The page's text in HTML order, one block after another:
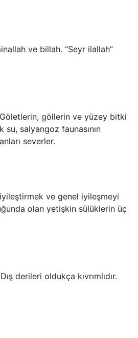
ve billah. “Seyr ilallah”
Göletlerin, göllerin ve yüzey bitki
salyangoz faunasının
severler.
iyileştirmek ve genel iyileşmeyi
olan yetişkin sülüklerin üç
derileri oldukça kıvrımlıdır.